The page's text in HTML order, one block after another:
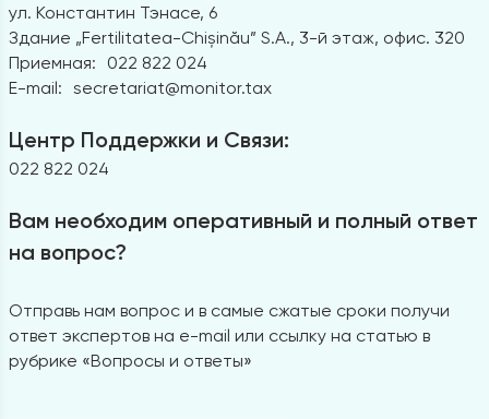
ул. Константин Тэнасе, 6
Здание „Fertilitatea-Chișinău” S.A., 3-й этаж, офис. 320
Приемная:
022 822 024
E-mail: secretariat@monitor.tax
Центр Поддержки и Связи:
022 822 024
Вам необходим оперативный и полный ответ
на вопрос?
Отправь нам вопрос и в самые сжатые сроки получи
ответ экспертов на e-mail или ссылку на статью в
рубрике «Вопросы и ответы»